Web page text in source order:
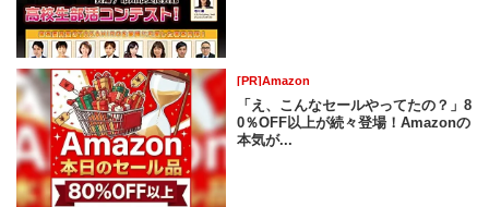
[PR]Amazon
「え、こんなセールやってたの？」8
0％OFF以上が続々登場！Amazonの
本気が...